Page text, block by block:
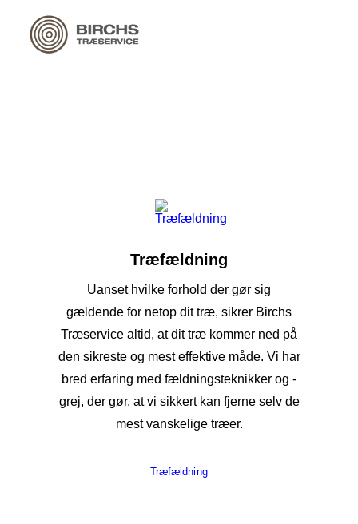
Træfældning
Uanset hvilke forhold der gør sig
gældende for netop dit træ, sikrer Birchs
Træservice altid, at dit træ kommer ned på
den sikreste og mest effektive måde. Vi har
bred erfaring med fældningsteknikker og -
grej, der gør, at vi sikkert kan fjerne selv de
mest vanskelige træer.
Træfældning